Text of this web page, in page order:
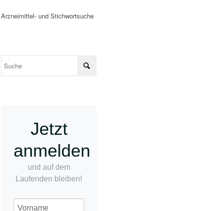
Arzneimittel- und Stichwortsuche
Jetzt
anmelden
und auf dem
Laufenden bleiben!